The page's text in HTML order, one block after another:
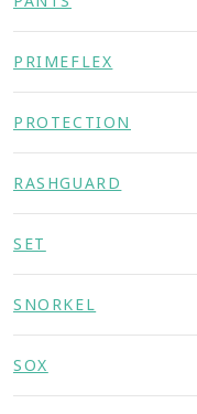
PRIMEFLEX
PROTECTION
RASHGUARD
SET
SNORKEL
SOX